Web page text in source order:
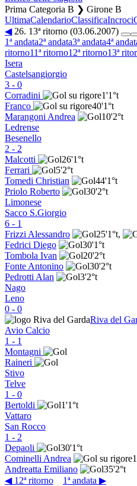
Prima Categoria B ❯ Girone B
UltimaCalendarioClassificaIncroci
◀26. 13ª ritorno (03.06.2007)
1ª andata2ª andata3ª andata4ª
ritorno11ª ritorno12ª ritorno13ª
Isera
Castelsangiorgio
3 - 0
Corradini
1'1°t
Franco
40'1°t
Marangoni Andrea
10'2°t
Ledrense
Besenello
2 - 2
Malcotti
26'1°t
Ferrari
5'2°t
Tomedi Christian
44'1°t
Priolo Roberto
30'2°t
Limonese
Sacco S.Giorgio
6 - 1
Frizzi Alessandro
25'1°t,
Fedrici Diego
30'1°t
Tombola Ivan
20'2°t
Fonte Antonino
30'2°t
Pedrotti Alan
3'2°t
Nago
Leno
0 - 0
Riva del
Avio Calcio
1 - 1
Montagni
Raineri
Stivo
Telve
1 - 0
Bertoldi
1'1°t
Vattaro
San Rocco
1 - 2
Depaoli
30'1°t
Cominelli Andrea
Andreatta Emiliano
35'2°t
◀ 12ª ritorno
1ª andata ▶